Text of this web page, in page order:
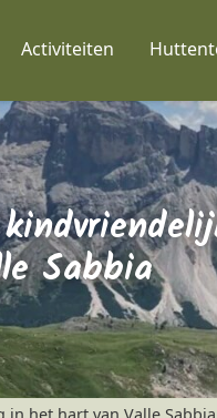
Activiteiten
Sabbia